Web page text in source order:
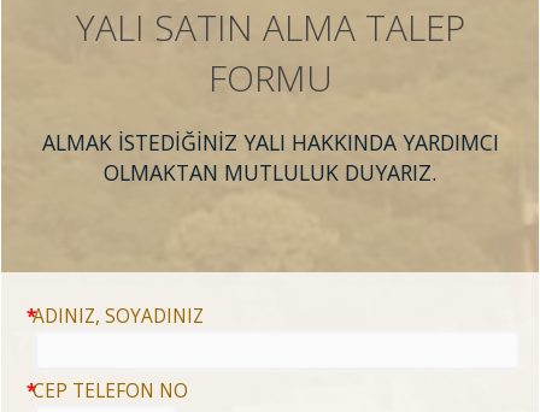
YALI SATIN ALMA TALEP
FORMU
ALMAK İSTEDİĞİNİZ YALI HAKKINDA YARDIMCI
OLMAKTAN MUTLULUK DUYARIZ.
ADINIZ, SOYADINIZ
CEP TELEFON NO